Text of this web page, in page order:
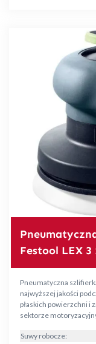
Festool LEX 3
Pneumatyczna
najwyższej jakości
płaskich powierzchni i
sektorze
Suwy robocze: